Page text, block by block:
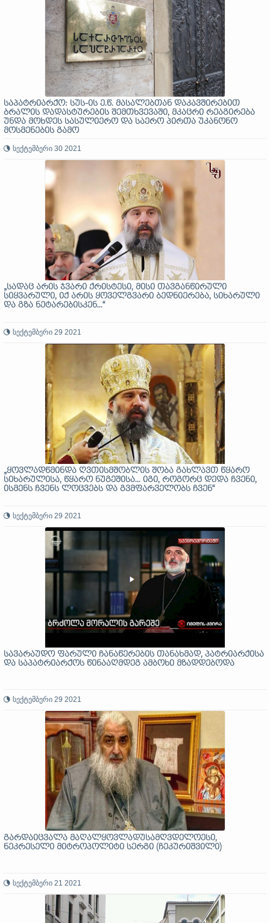
საპატრიარქო: სუს-ის ე.წ. მასალებთან დაკავშირებით
ბრალის დადასტურების შემთხვევაში, მკაცრი რეაგირება
უნდა მოხდეს სასულიერო და საერო პირთა უკანონო
მოსმენების გამო
სექტემბერი 30 2021
„სადაც არის ჯვარი ქრისტესი, მისი თავგანწირული
სიყვარული, იქ არის ყოველგვარი ბედნიერება, სიხარული
და გზა ნეტარებისკენ...“
სექტემბერი 29 2021
„ყოვლადწმინდა ღვთისმშობლის შობა გახლავთ წყარო
სიხარულისა, წყარო ნუგეშისა... იგი, როგორც დედა ჩვენი,
ისმენს ჩვენს ლოცვებს და გვმფარველობს ჩვენ“
სექტემბერი 29 2021
სავარაუდო ფარული ჩანაწერების თანახმად, პატრიარქისა
და საპატრიარქოს წინააღმდეგ ამბოხი მზადდებოდა
სექტემბერი 29 2021
გარდაიცვალა მაღალყოვლადუსამღვდელოესი,
ნეკრესელი მიტროპოლიტი სერგი (ჩეკურიშვილი)
სექტემბერი 21 2021